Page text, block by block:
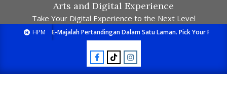
Arts and Digital Experience
Take Your Digital Experience to the Next Level
HPM E-Majalah Pertandingan Dalam Satu Laman. Pick Your